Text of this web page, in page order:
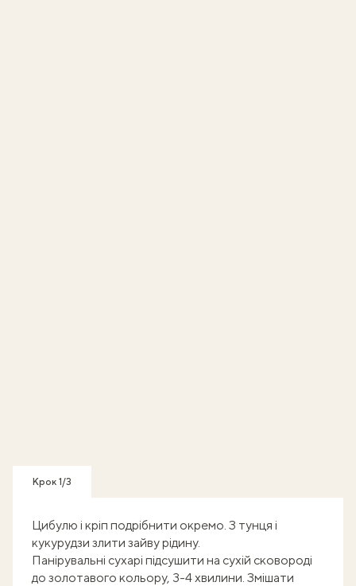
Крок 1/3
Цибулю і кріп подрібнити окремо. З тунця і
кукурудзи злити зайву рідину.
Панірувальні сухарі підсушити на сухій сковороді
до золотавого кольору, 3-4 хвилини. Змішати